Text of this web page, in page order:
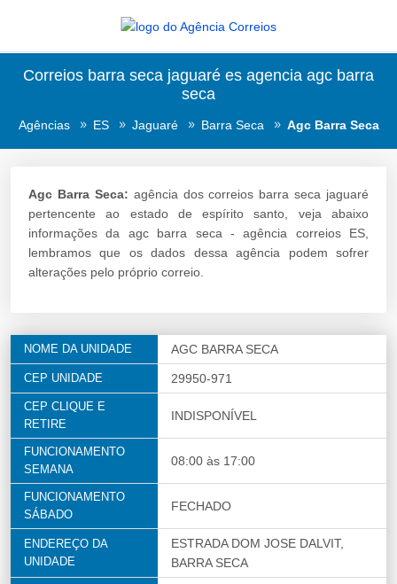
Correios barra seca jaguaré es agencia agc barra
seca
Agências ES Jaguaré Barra Seca Agc Barra Seca
Agc Barra Seca: agência dos correios barra seca jaguaré
pertencente ao estado de espírito santo, veja abaixo
informações da agc barra seca - agência correios ES,
lembramos que os dados dessa agência podem sofrer
alterações pelo próprio correio.
NOME DA UNIDADE AGC BARRA SECA
CEP UNIDADE 29950-971
CEP CLIQUE E
RETIRE
INDISPONÍVEL
FUNCIONAMENTO
SEMANA
08:00 às 17:00
FUNCIONAMENTO
SÁBADO
FECHADO
ENDEREÇO DA
UNIDADE
ESTRADA DOM JOSE DALVIT,
BARRA SECA